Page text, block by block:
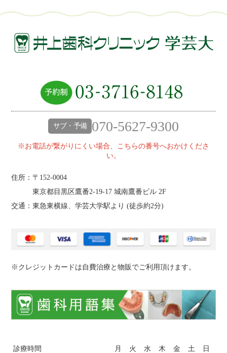
サブ・予備 070-5627-9300
※お電話が繋がりにくい場合、こちらの番号へおかけくださ
い。
住所：〒152-0004
東京都目黒区鷹番2‐19‐17 城南鷹番ビル 2F
交通：東急東横線、学芸大学駅より (徒歩約2分)
※クレジットカードは自費治療と物販でご利用頂けます。
診療時間 月 火 水 木 金 土 日